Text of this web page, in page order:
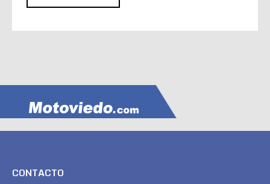
CONTACTO